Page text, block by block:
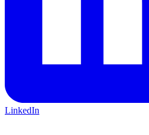
LinkedIn